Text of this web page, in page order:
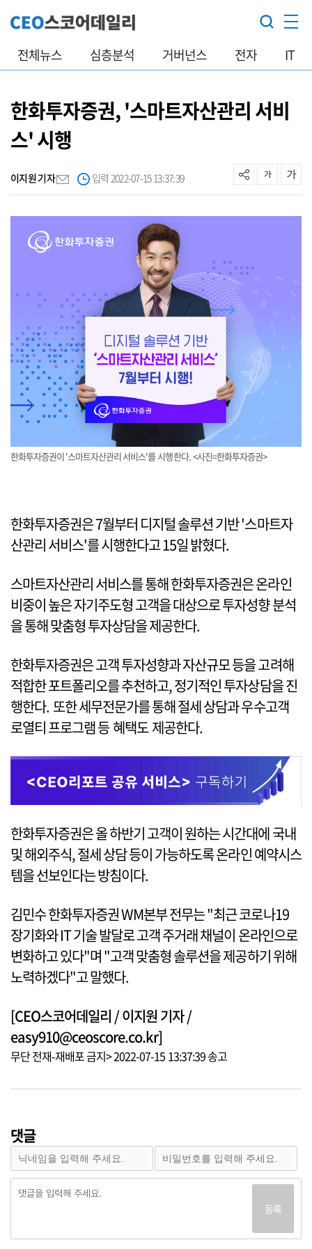
전체뉴스 심층분석 거버넌스 전자 IT
한화투자증권, '스마트자산관리 서비
스' 시행
이지원 기자 입력 2022-07-15 13:37:39
한화투자증권이 '스마트자산관리 서비스'를 시행한다. <사진=한화투자증권>
한화투자증권은 7월부터 디지털 솔루션 기반 '스마트자
산관리 서비스'를 시행한다고 15일 밝혔다.
스마트자산관리 서비스를 통해 한화투자증권은 온라인
비중이 높은 자기주도형 고객을 대상으로 투자성향 분석
을 통해 맞춤형 투자상담을 제공한다.
한화투자증권은 고객 투자성향과 자산규모 등을 고려해
적합한 포트폴리오를 추천하고, 정기적인 투자상담을 진
행한다. 또한 세무전문가를 통해 절세 상담과 우수고객
로열티 프로그램 등 혜택도 제공한다.
한화투자증권은 올 하반기 고객이 원하는 시간대에 국내
및 해외주식, 절세 상담 등이 가능하도록 온라인 예약시스
템을 선보인다는 방침이다.
김민수 한화투자증권 WM본부 전무는 "최근 코로나19
장기화와 IT 기술 발달로 고객 주거래 채널이 온라인으로
변화하고 있다"며 "고객 맞춤형 솔루션을 제공하기 위해
노력하겠다"고 말했다.
[CEO스코어데일리 / 이지원 기자 /
easy910@ceoscore.co.kr]
무단 전재-재배포 금지> 2022-07-15 13:37:39 송고
댓글
등록